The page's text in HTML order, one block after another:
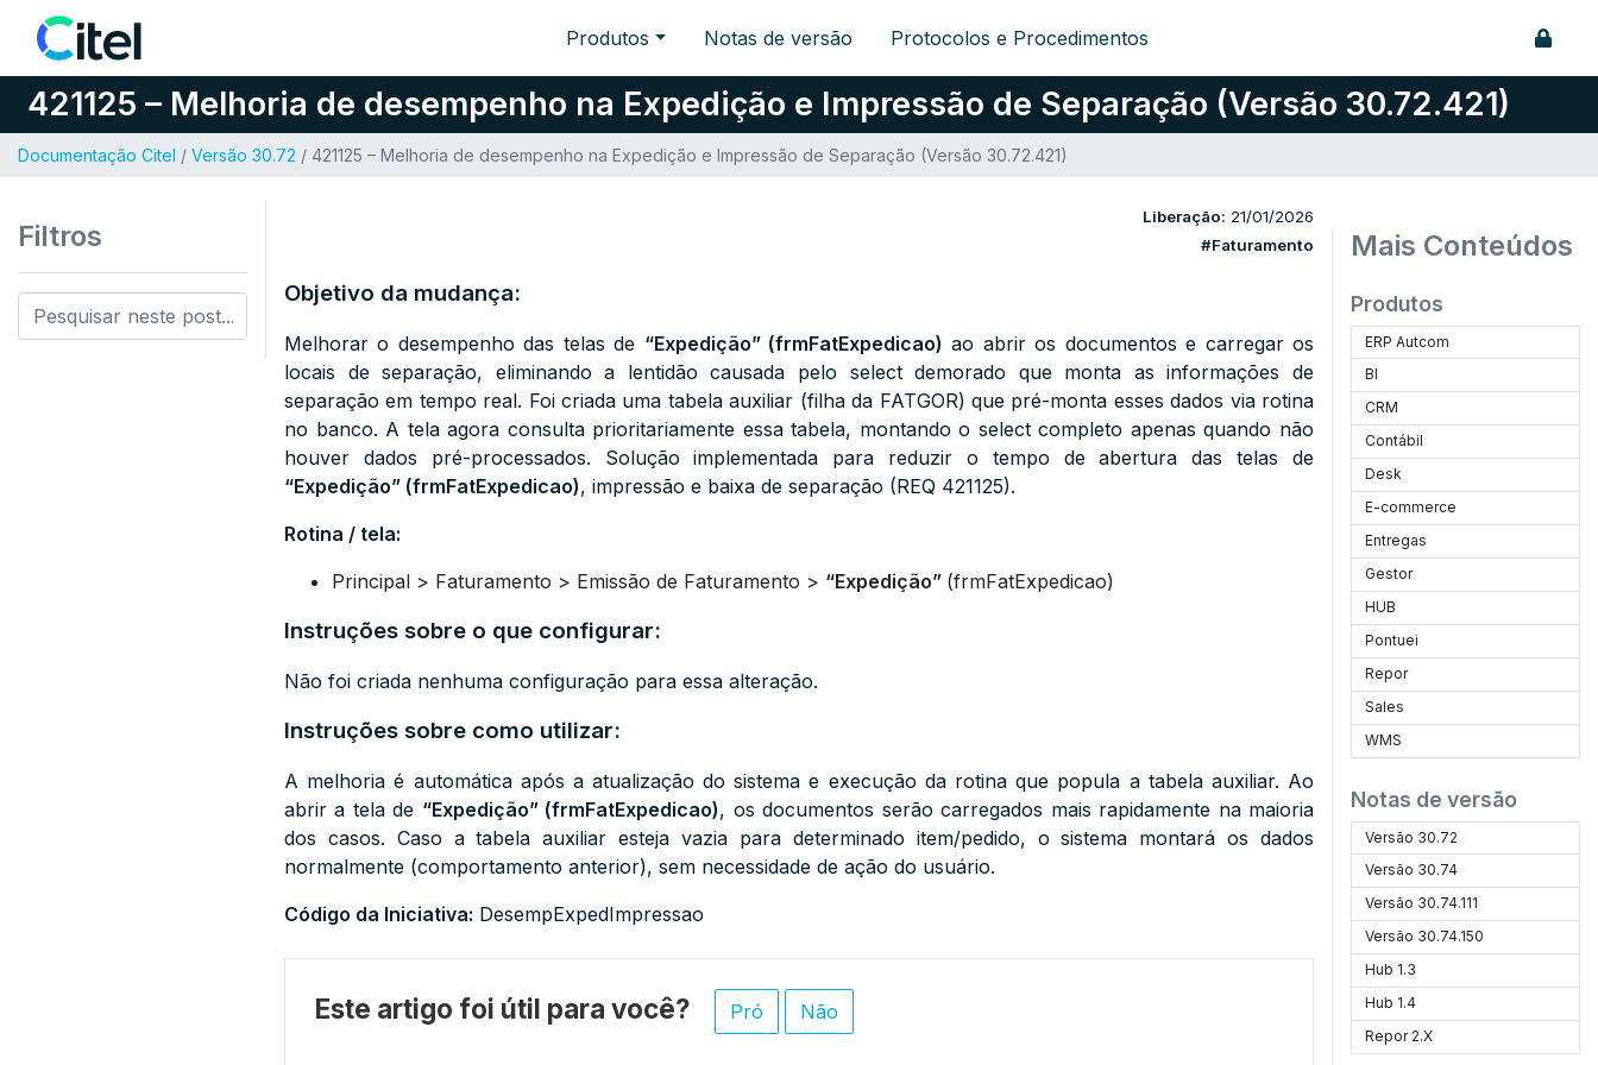
Pular para o conteúdo Produtos Notas de versão Protocolos e Procedimentos
421125 – Melhoria de desempenho na Expedição e Impressão de Separação (Versão 30.72.421)
Documentação Citel / Versão 30.72 / 421125 – Melhoria de desempenho na Expedição e Impressão de Separação (Versão 30.72.421)
Filtros
Liberação: 21/01/2026
#Faturamento
Objetivo da mudança:
Melhorar o desempenho das telas de “Expedição” (frmFatExpedicao) ao abrir os documentos e carregar os
locais de separação, eliminando a lentidão causada pelo select demorado que monta as informações de
separação em tempo real. Foi criada uma tabela auxiliar (filha da FATGOR) que pré-monta esses dados via rotina
no banco. A tela agora consulta prioritariamente essa tabela, montando o select completo apenas quando não
houver dados pré-processados. Solução implementada para reduzir o tempo de abertura das telas de
“Expedição” (frmFatExpedicao), impressão e baixa de separação (REQ 421125).
Rotina / tela:
Principal > Faturamento > Emissão de Faturamento > “Expedição” (frmFatExpedicao)
Instruções sobre o que configurar:
Não foi criada nenhuma configuração para essa alteração.
Instruções sobre como utilizar:
A melhoria é automática após a atualização do sistema e execução da rotina que popula a tabela auxiliar. Ao
abrir a tela de “Expedição” (frmFatExpedicao), os documentos serão carregados mais rapidamente na maioria
dos casos. Caso a tabela auxiliar esteja vazia para determinado item/pedido, o sistema montará os dados
normalmente (comportamento anterior), sem necessidade de ação do usuário.
Código da Iniciativa: DesempExpedImpressao
Este artigo foi útil para você? Pró Não
Mais Conteúdos
Produtos
ERP Autcom
BI
CRM
Contábil
Desk
E-commerce
Entregas
Gestor
HUB
Pontuei
Repor
Sales
WMS
Notas de versão
Versão 30.72
Versão 30.74
Versão 30.74.111
Versão 30.74.150
Hub 1.3
Hub 1.4
Repor 2.X